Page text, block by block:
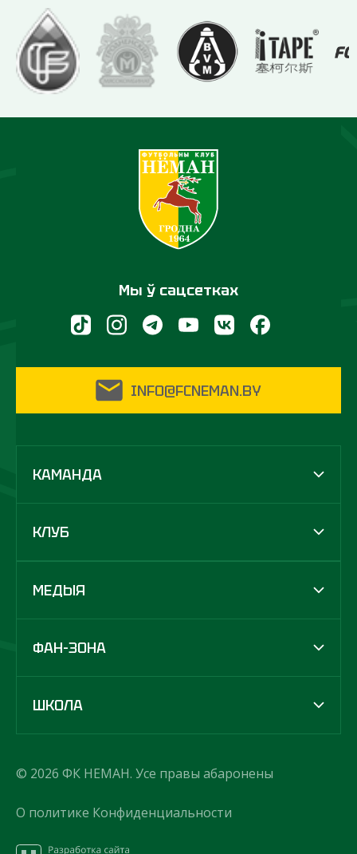
Мы ў сацсетках
INFO@FCNEMAN.BY
КАМАНДА
КЛУБ
МЕДЫЯ
ФАН-ЗОНА
ШКОЛА
© 2026 ФК НЕМАН. Усе правы абаронены
О политике Конфиденциальности